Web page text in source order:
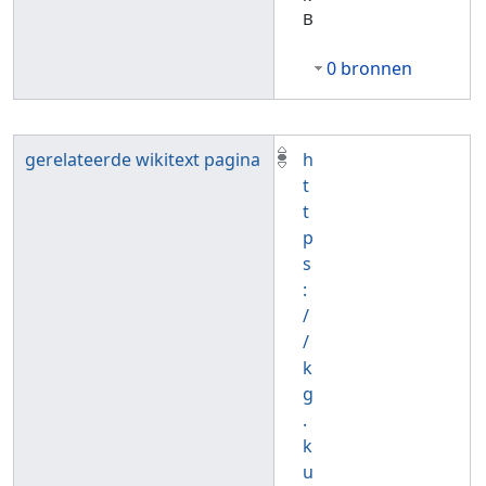
B
0 bronnen
gerelateerde wikitext pagina
h
t
t
p
s
:
/
/
k
g
.
k
u